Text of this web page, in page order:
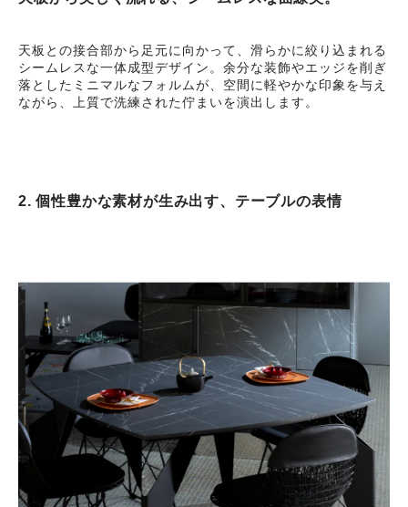
天板との接合部から足元に向かって、滑らかに絞り込まれる
シームレスな一体成型デザイン。余分な装飾やエッジを削ぎ
落としたミニマルなフォルムが、空間に軽やかな印象を与え
ながら、上質で洗練された佇まいを演出します。
2. 個性豊かな素材が生み出す、テーブルの表情